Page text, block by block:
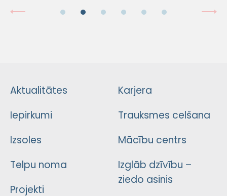
Aktualitātes
Iepirkumi
Izsoles
Telpu noma
Projekti
Karjera
Trauksmes celšana
Mācību centrs
Izglāb dzīvību –
ziedo asinis